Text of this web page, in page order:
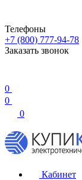
Телефоны
+7 (800) 777-94-78
Заказать звонок
0
0
0
Кабинет